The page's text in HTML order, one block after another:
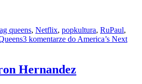
queens, Netflix, popkultura, RuPaul,
3 komentarze do America’s Next
Hernandez